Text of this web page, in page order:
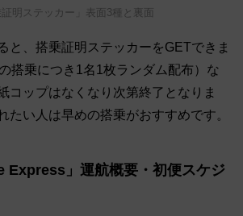
証明ステッカー」表面3種と裏面
と、搭乗証明ステッカーをGETできま
搭乗につき1名1枚ランダム配布）な
コップはなくなり次第終了となりま
たい人は早めの搭乗がおすすめです。
Express」運航概要・初便スケジ